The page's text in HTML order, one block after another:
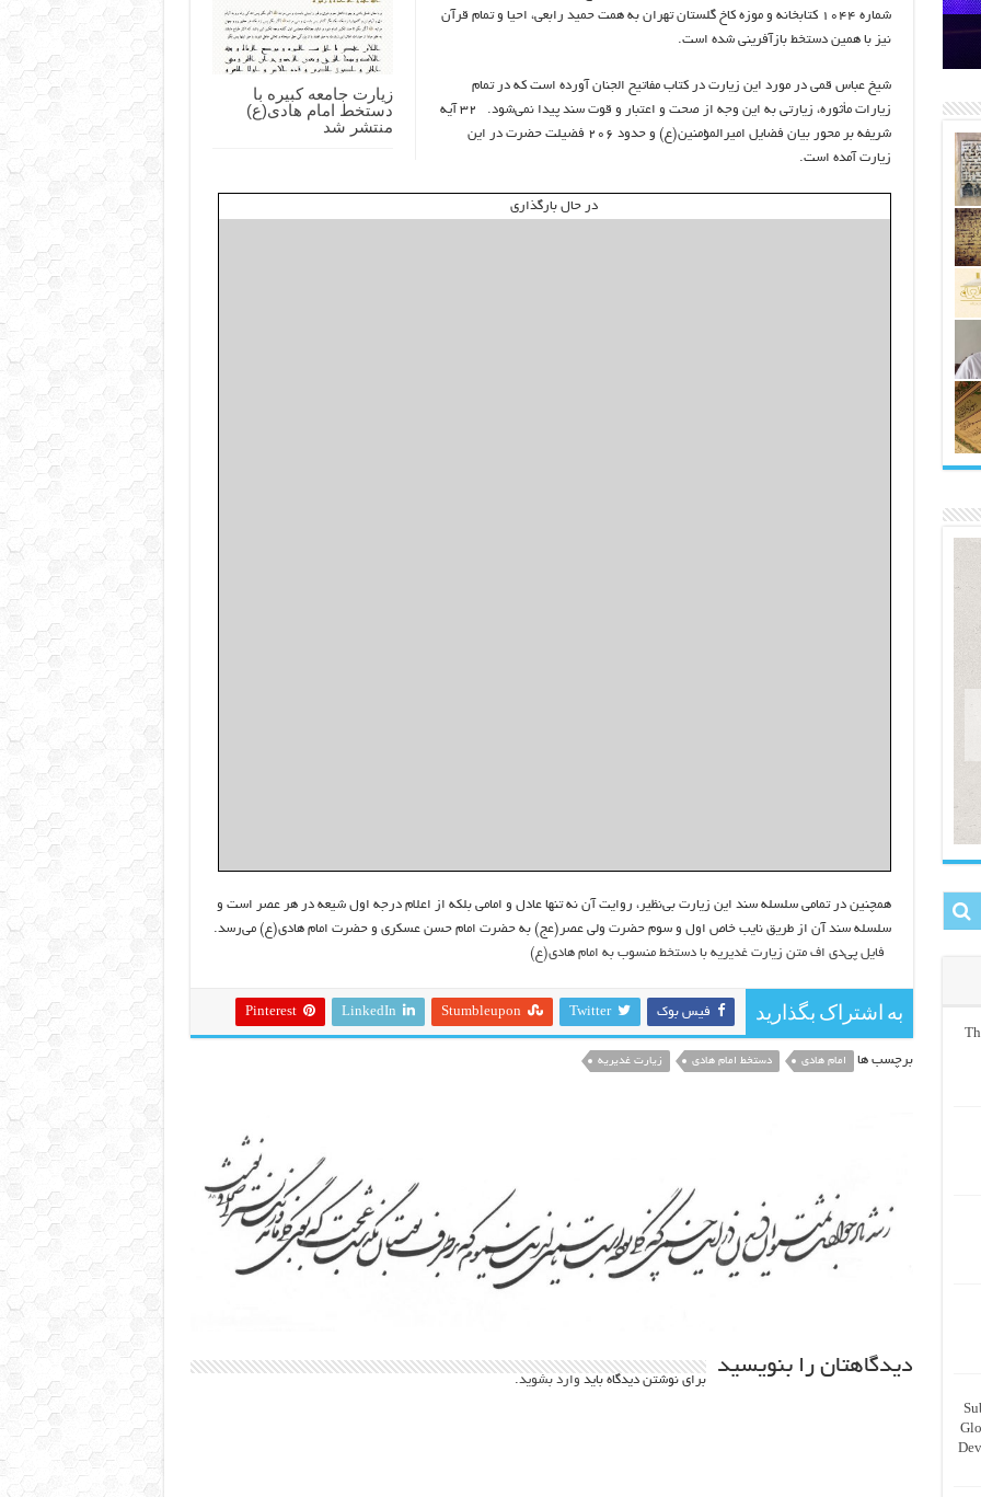
زیارت جامعه کبیره با
دستخط امام هادی(ع)
منتشر شد
شماره ۱۰۴۴ کتابخانه و موزه کاخ گلستان تهران به همت حمید رابعی، احیا و تمام قرآن
نیز با همین دستخط بازآفرینی شده است.
شیخ عباس قمی در مورد این زیارت در کتاب مفاتیح الجنان آورده است که در تمام
زیارات مأثوره، زیارتى به این وجه از صحت و اعتبار و قوت سند پیدا نمی‌شود. ۳۲ آیه
شریفه بر محور بیان فضایل امیرالمؤمنین(ع) و حدود ۲۰۶ فضیلت حضرت در این
زیارت آمده است.
در حال بارگذاری
همچنین در تمامی سلسله سند این زیارت بی‌نظیر، روایت آن نه تنها عادل و امامی بلکه از اعلام درجه اول شیعه در هر عصر است و
سلسله سند آن از طریق نایب خاص اول و سوم حضرت ولی عصر(عج) به حضرت امام حسن عسکری و حضرت امام هادی(ع) می‌رسد.
فایل پی‌دی اف متن زیارت غدیریه با دستخط منسوب به امام هادی(ع)
به اشتراک بگذارید فیس بوک Twitter
Stumbleupon
LinkedIn
Pinterest
برچسب ها امام هادی دستخط امام هادی زیارت غدیریه
دیدگاهتان را بنویسید
برای نوشتن دیدگاه باید وارد بشوید.
مالکان اراضی شاهنامه ۳۵